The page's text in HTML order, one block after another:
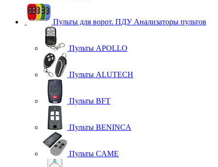
Пульты для ворот. ПДУ Анализаторы пультов
Пульты APOLLO
Пульты ALUTECH
Пульты BFT
Пульты BENINCA
Пульты CAME